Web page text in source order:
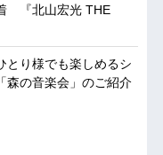
『北山宏光 THE
とり様でも楽しめるシ
森の音楽会」のご紹介